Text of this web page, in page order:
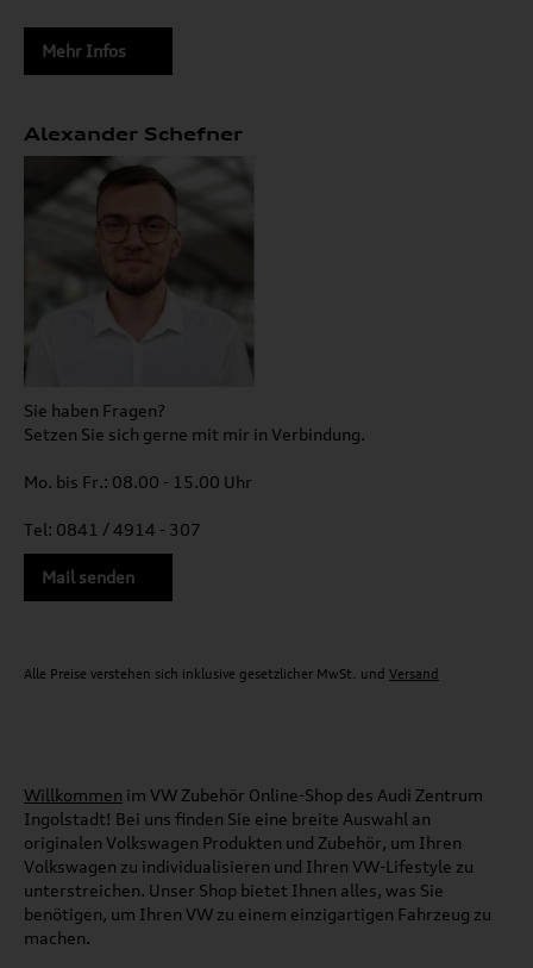
Mehr Infos
Alexander Schefner
Sie haben Fragen?
Setzen Sie sich gerne mit mir in Verbindung.
Mo. bis Fr.: 08.00 - 15.00 Uhr
Tel: 0841 / 4914 - 307
Mail senden
Alle Preise verstehen sich inklusive gesetzlicher MwSt. und Versand
Willkommen im VW Zubehör Online-Shop des Audi Zentrum
Ingolstadt! Bei uns finden Sie eine breite Auswahl an
originalen Volkswagen Produkten und Zubehör, um Ihren
Volkswagen zu individualisieren und Ihren VW-Lifestyle zu
unterstreichen. Unser Shop bietet Ihnen alles, was Sie
benötigen, um Ihren VW zu einem einzigartigen Fahrzeug zu
machen.